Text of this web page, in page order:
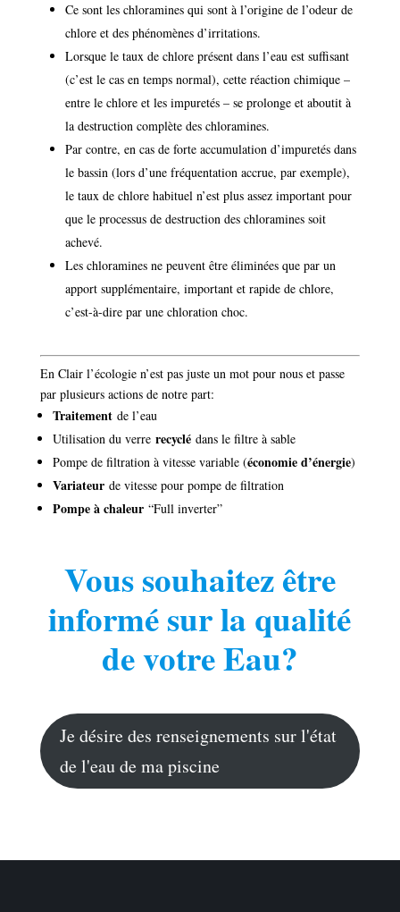
Ce sont les chloramines qui sont à l’origine de l’odeur de
chlore et des phénomènes d’irritations.
Lorsque le taux de chlore présent dans l’eau est suffisant
(c’est le cas en temps normal), cette réaction chimique –
entre le chlore et les impuretés – se prolonge et aboutit à
la destruction complète des chloramines.
Par contre, en cas de forte accumulation d’impuretés dans
le bassin (lors d’une fréquentation accrue, par exemple),
le taux de chlore habituel n’est plus assez important pour
que le processus de destruction des chloramines soit
achevé.
Les chloramines ne peuvent être éliminées que par un
apport supplémentaire, important et rapide de chlore,
c’est-à-dire par une chloration choc.
En Clair l’écologie n’est pas juste un mot pour nous et passe
par plusieurs actions de notre part:
Traitement de l’eau
Utilisation du verre recyclé dans le filtre à sable
Pompe de filtration à vitesse variable (économie d’énergie)
Variateur de vitesse pour pompe de filtration
Pompe à chaleur “Full inverter”
Vous souhaitez être
informé sur la qualité
de votre Eau?
Je désire des renseignements sur l'état
de l'eau de ma piscine